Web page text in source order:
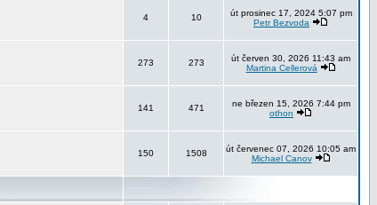
4 10
út prosinec 17, 2024 5:07 pm
Petr Bezvoda
273 273
út červen 30, 2026 11:43 am
Martina Cellerová
141 471
ne březen 15, 2026 7:44 pm
othon
150 1508
út červenec 07, 2026 10:05 am
Michael Canov